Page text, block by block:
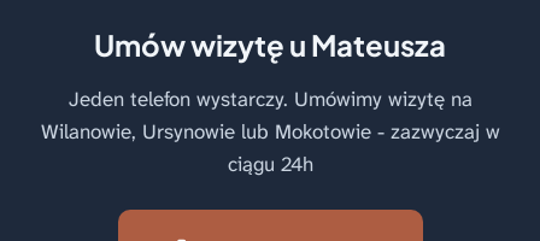
Umów wizytę u Mateusza
Jeden telefon wystarczy. Umówimy wizytę na
Wilanowie, Ursynowie lub Mokotowie - zazwyczaj w
ciągu 24h